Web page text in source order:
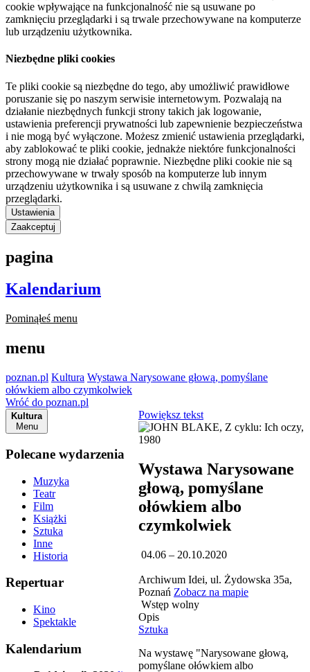
cookie wpływające na funkcjonalność nie są usuwane po
zamknięciu przeglądarki i są trwale przechowywane na komputerze
lub urządzeniu użytkownika.
Niezbędne pliki cookies
Te pliki cookie są niezbędne do tego, aby umożliwić prawidłowe
poruszanie się po naszym serwisie internetowym. Pozwalają na
działanie niezbędnych funkcji strony takich jak logowanie,
ustawienia preferencji prywatności lub zapewnienie bezpieczeństwa
i nie mogą być wyłączone. Możesz zmienić ustawienia przeglądarki,
aby zablokować te pliki cookie, jednakże niektóre funkcjonalności
strony mogą nie działać poprawnie. Niezbędne pliki cookie nie są
przechowywane w trwały sposób na komputerze lub innym
urządzeniu użytkownika i są usuwane z chwilą zamknięcia
przeglądarki.
Ustawienia
Zaakceptuj
pagina
Kalendarium
Pominąłeś menu
menu
poznan.pl Kultura Wystawa Narysowane głową, pomyślane
ołówkiem albo czymkolwiek
Wróć do poznan.pl
Kultura
Menu
Polecane wydarzenia
Muzyka
Teatr
Film
Książki
Sztuka
Inne
Historia
Repertuar
Kino
Spektakle
Kalendarium
Powiększ tekst
Wystawa Narysowane
głową, pomyślane
ołówkiem albo
czymkolwiek
04.06 – 20.10.2020
Archiwum Idei, ul. Żydowska 35a,
Poznań Zobacz na mapie
Wstęp wolny
Opis
Sztuka
Na wystawę "Narysowane głową,
pomyślane ołówkiem albo